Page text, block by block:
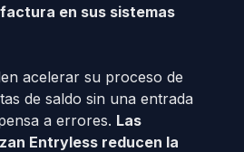
en sus sistemas
acelerar su proceso de
de saldo sin una entrada
a errores. Las
Entryless reducen la